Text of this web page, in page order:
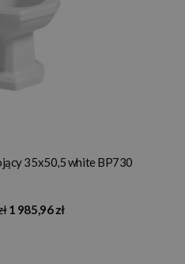
35x50,5 white BP730
1 985,96 zł